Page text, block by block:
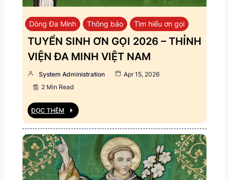
Dòng Đa Minh Thông báo Tìm hiểu ơn gọi
TUYỂN SINH ƠN GỌI 2026 – THỈNH
VIỆN ĐA MINH VIỆT NAM
System Administration
Apr 15, 2026
2 Min Read
ĐỌC THÊM